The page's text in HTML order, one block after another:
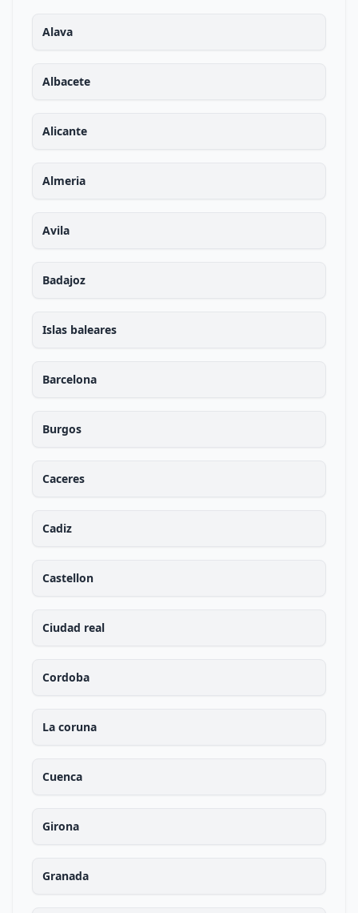
Alava
Albacete
Alicante
Almeria
Avila
Badajoz
Islas baleares
Barcelona
Burgos
Caceres
Cadiz
Castellon
Ciudad real
Cordoba
La coruna
Cuenca
Girona
Granada